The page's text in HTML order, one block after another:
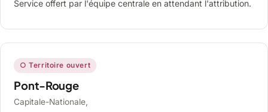
Service offert par l'équipe centrale en attendant l'attribution.
○ Territoire ouvert
Pont-Rouge
Capitale-Nationale,